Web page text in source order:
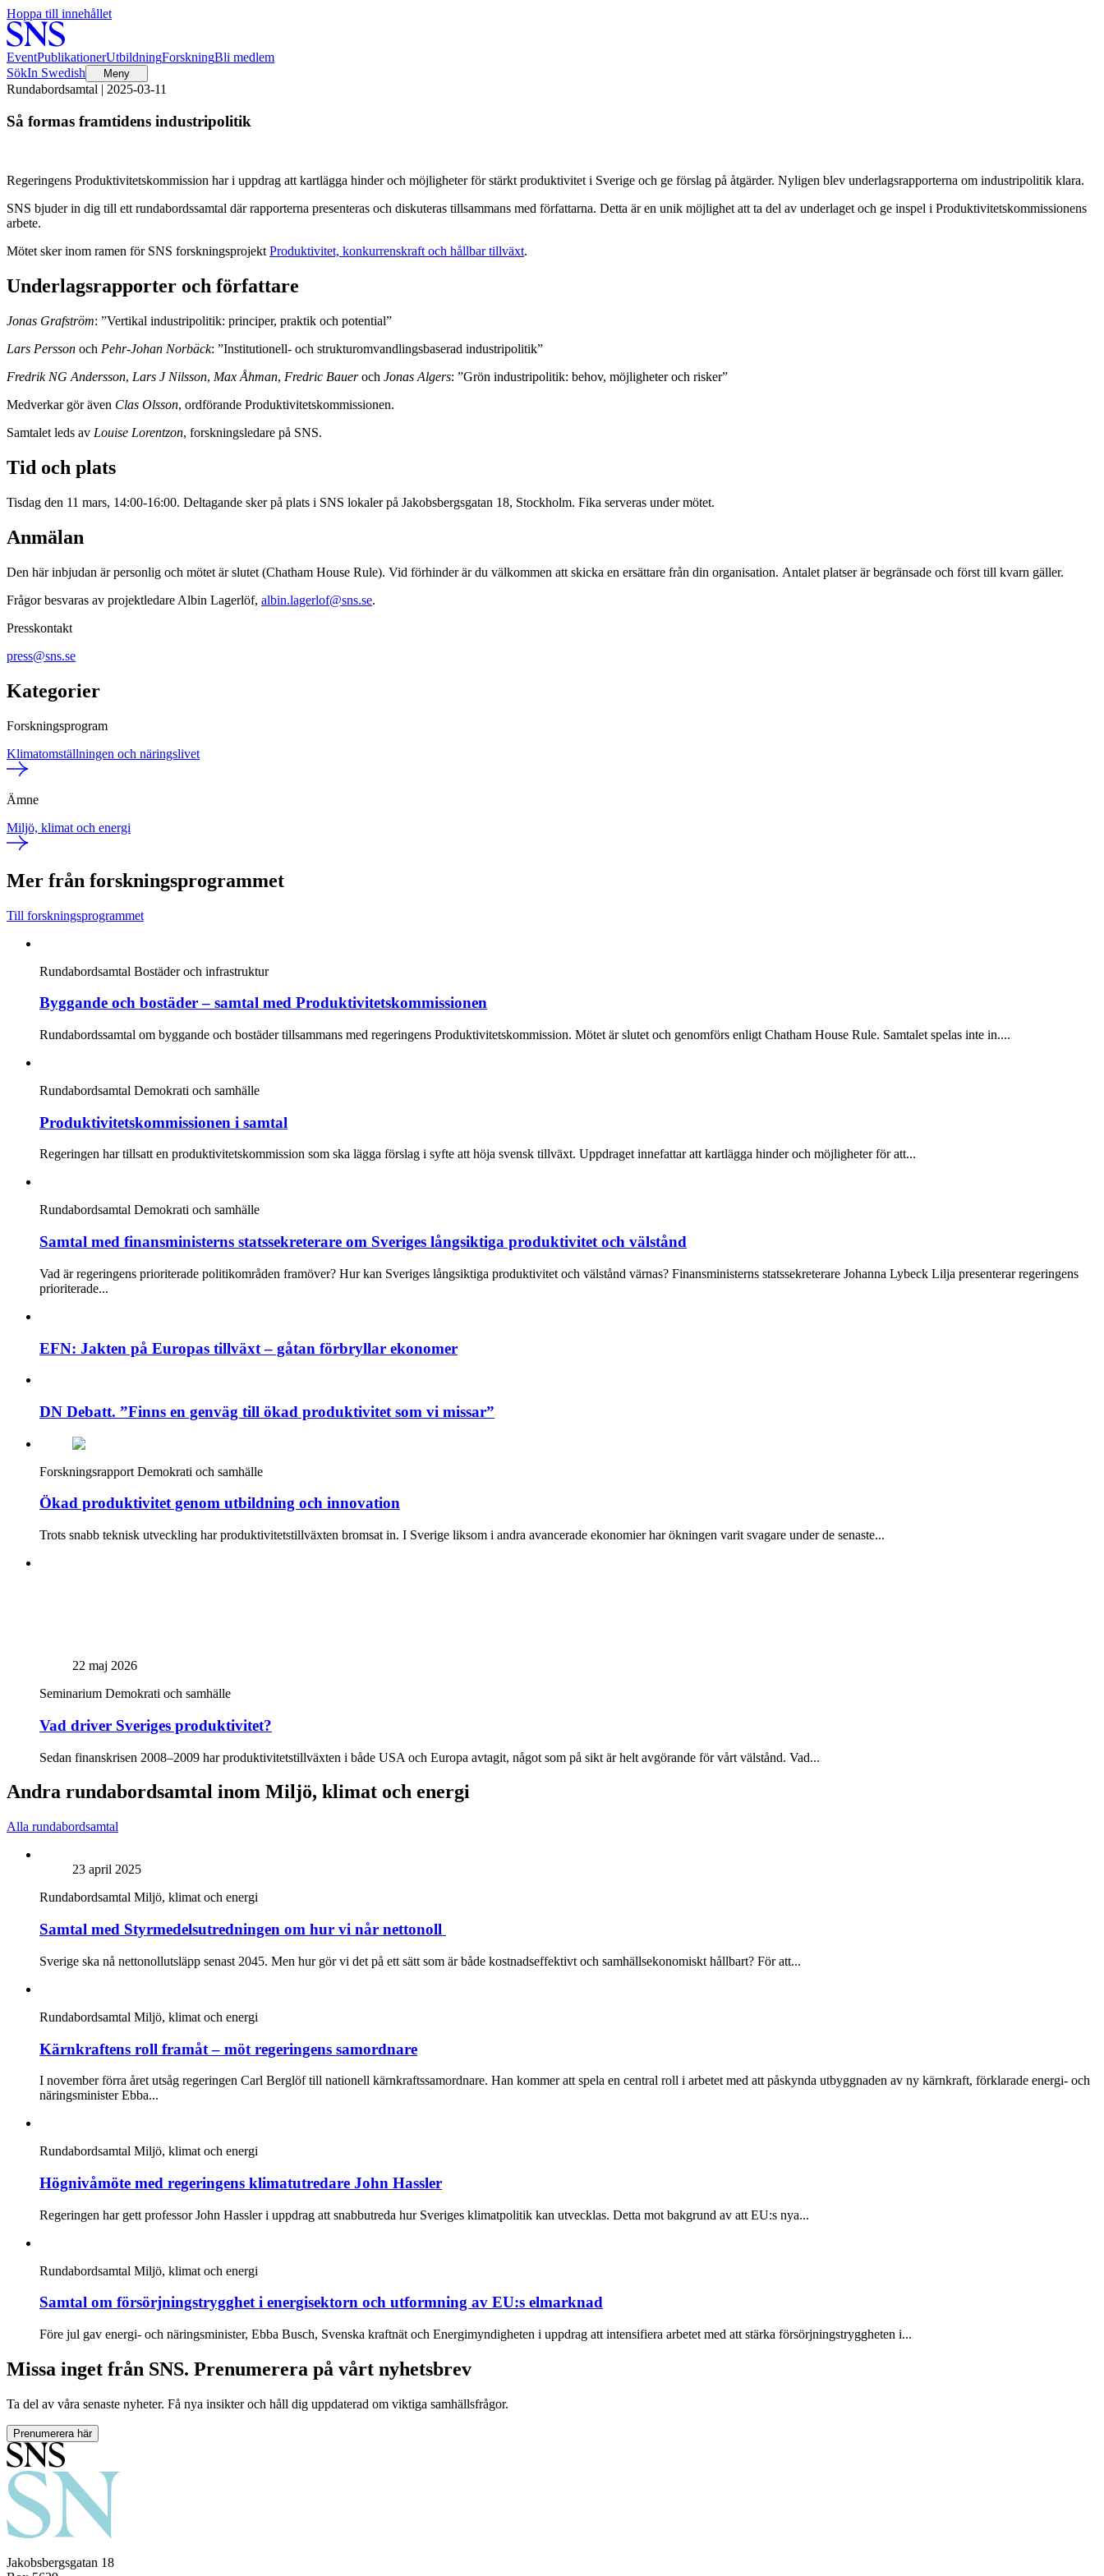
Hoppa till innehållet
EventPublikationerUtbildningForskningBli medlem
SökIn Swedish Meny
Rundabordsamtal | 2025-03-11
Så formas framtidens industripolitik
Regeringens Produktivitetskommission har i uppdrag att kartlägga hinder och möjligheter för stärkt produktivitet i Sverige och ge förslag på åtgärder. Nyligen blev underlagsrapporterna om industripolitik klara.
SNS bjuder in dig till ett rundabordssamtal där rapporterna presenteras och diskuteras tillsammans med författarna. Detta är en unik möjlighet att ta del av underlaget och ge inspel i Produktivitetskommissionens
arbete.
Mötet sker inom ramen för SNS forskningsprojektProduktivitet, konkurrenskraft och hållbar tillväxt.
Underlagsrapporter och författare
Jonas Grafström: ”Vertikal industripolitik: principer, praktik och potential”
Lars Persson och Pehr-Johan Norbäck: ”Institutionell- och strukturomvandlingsbaserad industripolitik”
Fredrik NG Andersson, Lars J Nilsson, Max Åhman, Fredric Baueroch Jonas Algers: ”Grön industripolitik: behov, möjligheter och risker”
Medverkar gör även Clas Olsson, ordförande Produktivitetskommissionen.
Samtalet leds av Louise Lorentzon, forskningsledare på SNS.
Tid och plats
Tisdag den 11 mars, 14:00-16:00. Deltagande sker på plats i SNS lokaler på Jakobsbergsgatan 18, Stockholm. Fika serveras under mötet.
Anmälan
Den här inbjudan är personlig och mötet är slutet (Chatham House Rule). Vid förhinder är du välkommen att skicka en ersättare från din organisation. Antalet platser är begränsade och först till kvarn gäller.
Frågor besvaras av projektledare Albin Lagerlöf, albin.lagerlof@sns.se.
Presskontakt
press@sns.se
Kategorier
Forskningsprogram
Klimatomställningen och näringslivet
Ämne
Miljö, klimat och energi
Mer från forskningsprogrammet
Till forskningsprogrammet
Rundabordsamtal Bostäder och infrastruktur
Byggande och bostäder – samtal med Produktivitetskommissionen
Rundabordssamtal om byggande och bostäder tillsammans med regeringens Produktivitetskommission. Mötet är slutet och genomförs enligt Chatham House Rule. Samtalet spelas inte in....
Rundabordsamtal Demokrati och samhälle
Produktivitetskommissionen i samtal
Regeringen har tillsatt en produktivitetskommission som ska lägga förslag i syfte att höja svensk tillväxt. Uppdraget innefattar att kartlägga hinder och möjligheter för att...
Rundabordsamtal Demokrati och samhälle
Samtal med finansministerns statssekreterare om Sveriges långsiktiga produktivitet och välstånd
Vad är regeringens prioriterade politikområden framöver? Hur kan Sveriges långsiktiga produktivitet och välstånd värnas? Finansministerns statssekreterare Johanna Lybeck Lilja presenterar regeringens
prioriterade...
EFN: Jakten på Europas tillväxt – gåtan förbryllar ekonomer
DN Debatt. ”Finns en genväg till ökad produktivitet som vi missar”
Forskningsrapport Demokrati och samhälle
Ökad produktivitet genom utbildning och innovation
Trots snabb teknisk utveckling har produktivitetstillväxten bromsat in. I Sverige liksom i andra avancerade ekonomier har ökningen varit svagare under de senaste...
22 maj 2026
Seminarium Demokrati och samhälle
Vad driver Sveriges produktivitet?
Sedan finanskrisen 2008–2009 har produktivitetstillväxten i både USA och Europa avtagit, något som på sikt är helt avgörande för vårt välstånd. Vad...
Andra rundabordsamtal inom Miljö, klimat och energi
Alla rundabordsamtal
23 april 2025
Rundabordsamtal Miljö, klimat och energi
Samtal med Styrmedelsutredningen om hur vi når nettonoll
Sverige ska nå nettonollutsläpp senast 2045. Men hur gör vi det på ett sätt som är både kostnadseffektivt och samhällsekonomiskt hållbart? För att...
Rundabordsamtal Miljö, klimat och energi
Kärnkraftens roll framåt – möt regeringens samordnare
I november förra året utsåg regeringen Carl Berglöf till nationell kärnkraftssamordnare. Han kommer att spela en central roll i arbetet med att påskynda utbyggnaden av ny kärnkraft, förklarade energi- och
näringsminister Ebba...
Rundabordsamtal Miljö, klimat och energi
Högnivåmöte med regeringens klimatutredare John Hassler
Regeringen har gett professor John Hassler i uppdrag att snabbutreda hur Sveriges klimatpolitik kan utvecklas. Detta mot bakgrund av att EU:s nya...
Rundabordsamtal Miljö, klimat och energi
Samtal om försörjningstrygghet i energisektorn och utformning av EU:s elmarknad
Före jul gav energi- och näringsminister, Ebba Busch, Svenska kraftnät och Energimyndigheten i uppdrag att intensifiera arbetet med att stärka försörjningstryggheten i...
Missa inget från SNS. Prenumerera på vårt nyhetsbrev
Ta del av våra senaste nyheter. Få nya insikter och håll dig uppdaterad om viktiga samhällsfrågor.
Prenumerera här
Jakobsbergsgatan 18